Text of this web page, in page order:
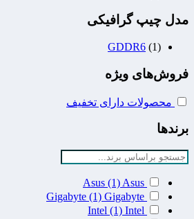
مدل چیپ گرافیکی
GDDR6 (1)
فروش‌های ویژه
محصولات دارای تخفیف
برندها
Asus (1) Asus
Gigabyte (1) Gigabyte
Intel (1) Intel